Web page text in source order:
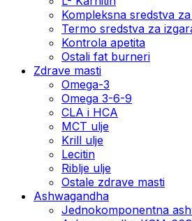
Kompleksna sredstva
Termo sredstva za
Kontrola apetita
Ostali fat burneri
Zdrave masti
Omega-3
Omega 3-6-9
CLA i HCA
MCT ulje
Krill ulje
Lecitin
Riblje ulje
Ostale zdrave masti
Ashwagandha
Jednokomponentna